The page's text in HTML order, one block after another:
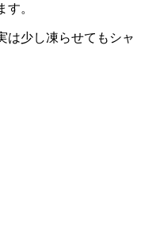
。
は少し凍らせてもシャ